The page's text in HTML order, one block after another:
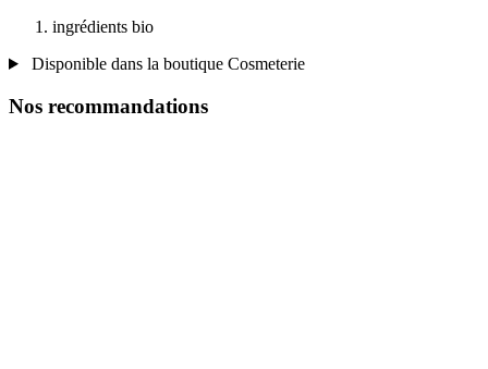
ingrédients bio
Disponible dans la boutique Cosmeterie
Nos recommandations